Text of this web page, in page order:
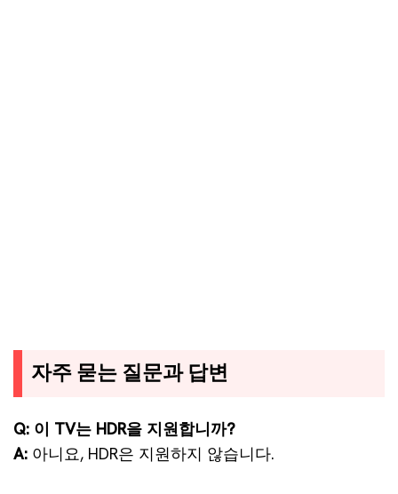
자주 묻는 질문과 답변
Q: 이 TV는 HDR을 지원합니까?
A: 아니요, HDR은 지원하지 않습니다.